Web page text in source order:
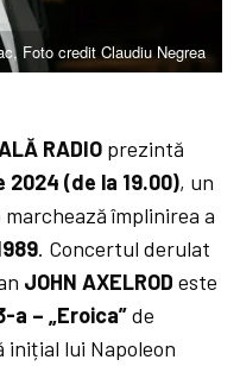
Foto credit Claudiu Negrea
RADIOprezintă
2024 (de la 19.00), un
împlinirea a
. Concertul derulat
JOHN AXELROD este
a – „Eroica”de
lui Napoleon